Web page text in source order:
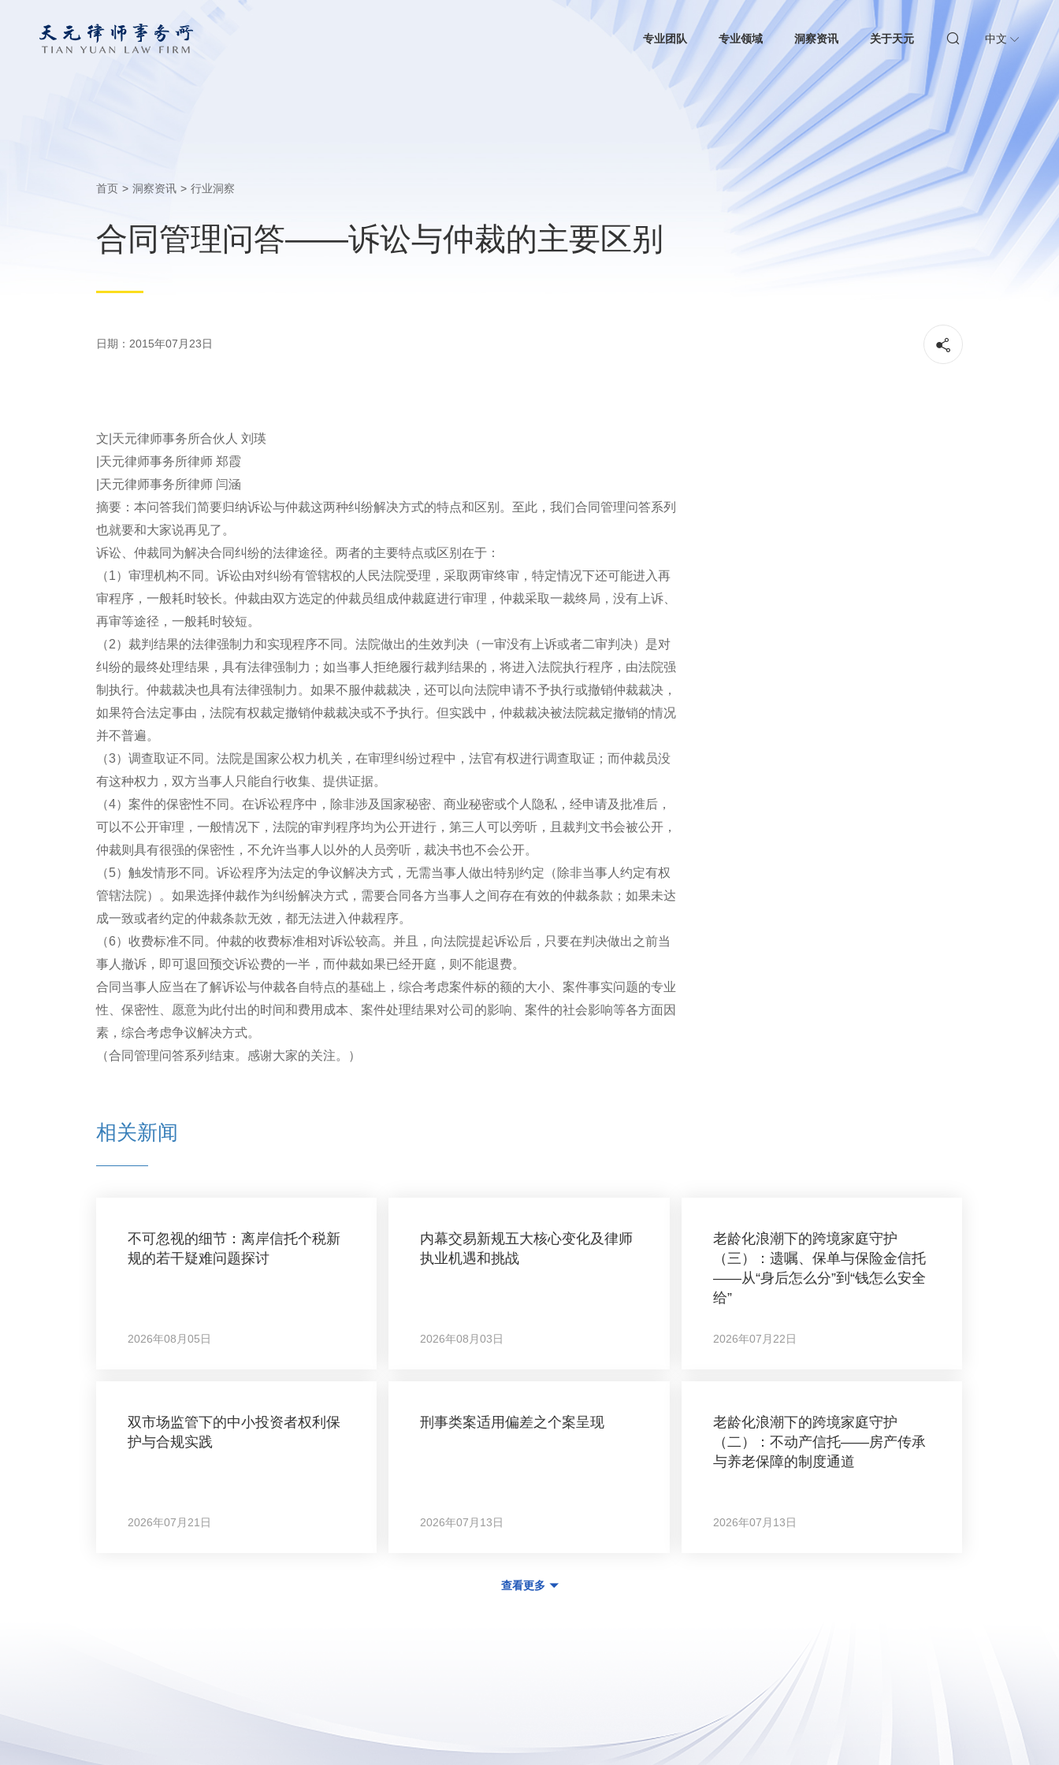
专业团队 专业领域 洞察资讯 关于天元 中文
首页 > 洞察资讯 > 行业洞察
合同管理问答——诉讼与仲裁的主要区别
日期：2015年07月23日
文|天元律师事务所合伙人 刘瑛
|天元律师事务所律师 郑霞
|天元律师事务所律师 闫涵
摘要：本问答我们简要归纳诉讼与仲裁这两种纠纷解决方式的特点和区别。至此，我们合同管理问答系列
也就要和大家说再见了。
诉讼、仲裁同为解决合同纠纷的法律途径。两者的主要特点或区别在于：
（1）审理机构不同。诉讼由对纠纷有管辖权的人民法院受理，采取两审终审，特定情况下还可能进入再
审程序，一般耗时较长。仲裁由双方选定的仲裁员组成仲裁庭进行审理，仲裁采取一裁终局，没有上诉、
再审等途径，一般耗时较短。
（2）裁判结果的法律强制力和实现程序不同。法院做出的生效判决（一审没有上诉或者二审判决）是对
纠纷的最终处理结果，具有法律强制力；如当事人拒绝履行裁判结果的，将进入法院执行程序，由法院强
制执行。仲裁裁决也具有法律强制力。如果不服仲裁裁决，还可以向法院申请不予执行或撤销仲裁裁决，
如果符合法定事由，法院有权裁定撤销仲裁裁决或不予执行。但实践中，仲裁裁决被法院裁定撤销的情况
并不普遍。
（3）调查取证不同。法院是国家公权力机关，在审理纠纷过程中，法官有权进行调查取证；而仲裁员没
有这种权力，双方当事人只能自行收集、提供证据。
（4）案件的保密性不同。在诉讼程序中，除非涉及国家秘密、商业秘密或个人隐私，经申请及批准后，
可以不公开审理，一般情况下，法院的审判程序均为公开进行，第三人可以旁听，且裁判文书会被公开，
仲裁则具有很强的保密性，不允许当事人以外的人员旁听，裁决书也不会公开。
（5）触发情形不同。诉讼程序为法定的争议解决方式，无需当事人做出特别约定（除非当事人约定有权
管辖法院）。如果选择仲裁作为纠纷解决方式，需要合同各方当事人之间存在有效的仲裁条款；如果未达
成一致或者约定的仲裁条款无效，都无法进入仲裁程序。
（6）收费标准不同。仲裁的收费标准相对诉讼较高。并且，向法院提起诉讼后，只要在判决做出之前当
事人撤诉，即可退回预交诉讼费的一半，而仲裁如果已经开庭，则不能退费。
合同当事人应当在了解诉讼与仲裁各自特点的基础上，综合考虑案件标的额的大小、案件事实问题的专业
性、保密性、愿意为此付出的时间和费用成本、案件处理结果对公司的影响、案件的社会影响等各方面因
素，综合考虑争议解决方式。
（合同管理问答系列结束。感谢大家的关注。）
相关新闻
不可忽视的细节：离岸信托个税新
规的若干疑难问题探讨
2026年08月05日
内幕交易新规五大核心变化及律师
执业机遇和挑战
2026年08月03日
老龄化浪潮下的跨境家庭守护
（三）：遗嘱、保单与保险金信托
——从“身后怎么分”到“钱怎么安全
给”
2026年07月22日
双市场监管下的中小投资者权利保
护与合规实践
2026年07月21日
刑事类案适用偏差之个案呈现
2026年07月13日
老龄化浪潮下的跨境家庭守护
（二）：不动产信托——房产传承
与养老保障的制度通道
2026年07月13日
查看更多